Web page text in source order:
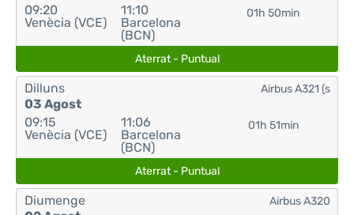
09:20
Venècia (VCE)
11:10
Barcelona
(BCN)
01h 50min
Aterrat - Puntual
Dilluns
03 Agost
09:15
Venècia (VCE)
11:06
Barcelona
(BCN)
01h 51min
Airbus A321 (s
Aterrat - Puntual
Diumenge
Airbus A320